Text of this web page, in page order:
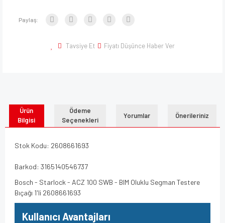
Paylaş:
Tavsiye Et Fiyatı Düşünce Haber Ver
Ürün
Bilgisi
Ödeme
Seçenekleri
Yorumlar Önerileriniz
Stok Kodu: 2608661693
Barkod: 3165140546737
Bosch - Starlock - ACZ 100 SWB - BIM Oluklu Segman Testere
Bıçağı 1'li 2608661693
Kullanıcı Avantajları